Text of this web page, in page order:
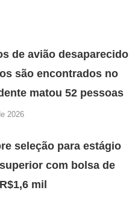
de avião desaparecido
são encontrados no
matou 52 pessoas
2026
seleção para estágio
com bolsa de
mil